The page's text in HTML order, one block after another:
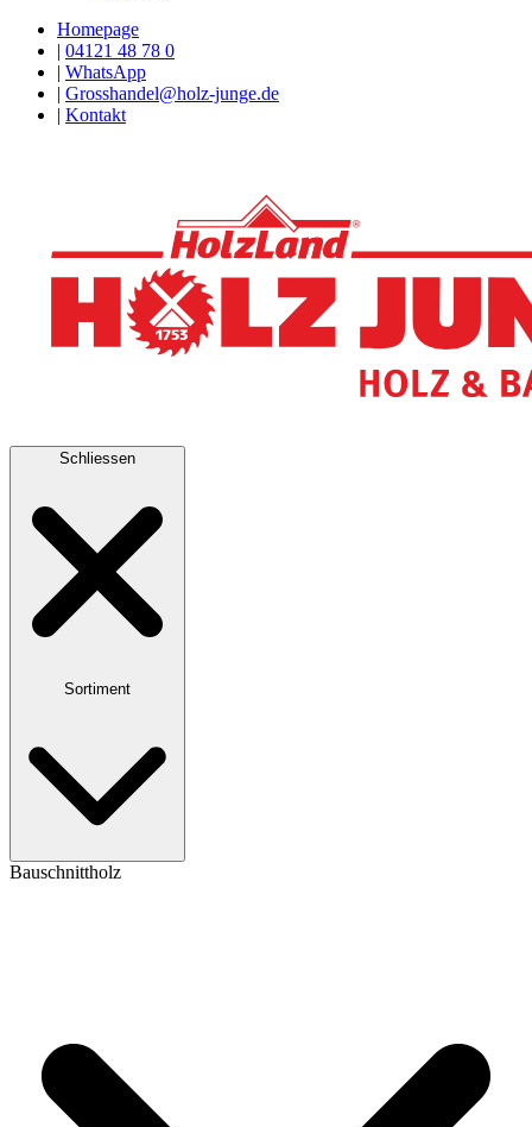
Homepage
| 04121 48 78 0
| WhatsApp
| Grosshandel@holz-junge.de
| Kontakt
Schliessen
Sortiment
Bauschnittholz